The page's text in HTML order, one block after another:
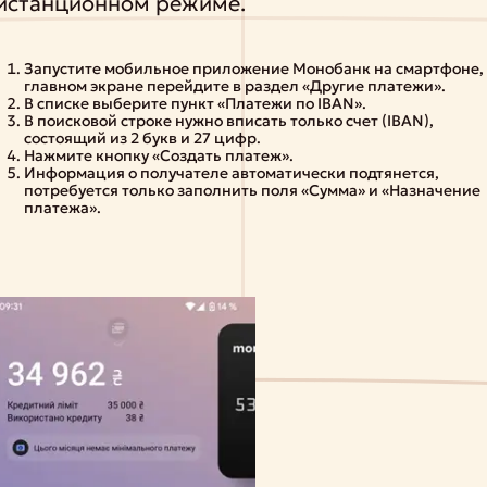
Запустите мобильное приложение Монобанк на смартфоне,
главном экране перейдите в раздел «Другие платежи».
В списке выберите пункт «Платежи по IBAN».
В поисковой строке нужно вписать только счет (IBAN),
состоящий из 2 букв и 27 цифр.
Нажмите кнопку «Создать платеж».
Информация о получателе автоматически подтянется,
потребуется только заполнить поля «Сумма» и «Назначение
платежа».